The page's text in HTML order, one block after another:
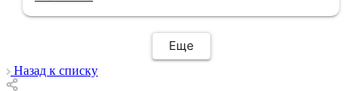
других местах ожидание было от 3 недель).
Хочется отметить скорость и
добросовестность данной компании.Через
час после покупки дверей у нас уже был
замерщик на кв,на следующий день
Еще
Назад к списку